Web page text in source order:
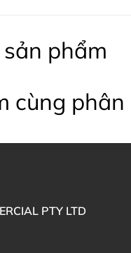
phẩm
cùng phân
PTY LTD